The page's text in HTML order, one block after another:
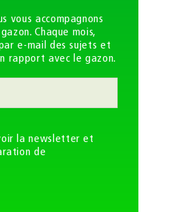
vous accompagnons
Chaque mois,
e-mail des sujets et
rapport avec le gazon.
la newsletter et
de